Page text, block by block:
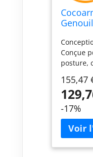
Conçue
posture,
structure
capable
250
de
idéale
ou au
155,47
-17%